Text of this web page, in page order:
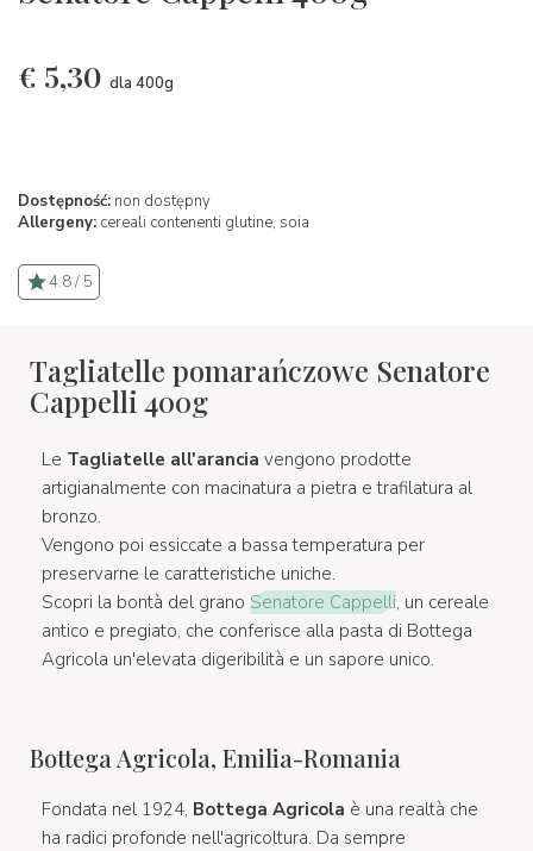
€ 5,30 dla 400g
Dostępność: non dostępny
Allergeny: cereali contenenti glutine, soia
4.8 / 5
Tagliatelle pomarańczowe Senatore
Cappelli 400g
Le Tagliatelle all'arancia vengono prodotte
artigianalmente con macinatura a pietra e trafilatura al
bronzo.
Vengono poi essiccate a bassa temperatura per
preservarne le caratteristiche uniche.
Scopri la bontà del grano Senatore Cappelli, un cereale
antico e pregiato, che conferisce alla pasta di Bottega
Agricola un'elevata digeribilità e un sapore unico.
Bottega Agricola, Emilia-Romania
Fondata nel 1924, Bottega Agricola è una realtà che
ha radici profonde nell'agricoltura. Da sempre